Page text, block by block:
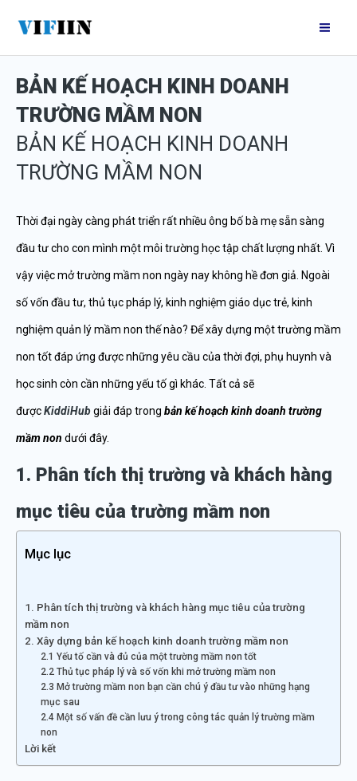
nội
dungBẢN KẾ HOẠCH KINH DOANH
TRƯỜNG MẦM NON
BẢN KẾ HOẠCH KINH DOANH
TRƯỜNG MẦM NON
Thời đại ngày càng phát triển rất nhiều ông bố bà mẹ sẵn sàng
đầu tư cho con mình một môi trường học tập chất lượng nhất. Vì
vậy việc mở trường mầm non ngày nay không hề đơn giả. Ngoài
số vốn đầu tư, thủ tục pháp lý, kinh nghiệm giáo dục trẻ, kinh
nghiệm quản lý mầm non thế nào? Để xây dựng một trường mầm
non tốt đáp ứng được những yêu cầu của thời đợi, phụ huynh và
học sinh còn cần những yếu tố gì khác. Tất cả sẽ
đượcKiddiHubgiải đáp trong bản kế hoạch kinh doanh trường
mầm non dưới đây.
1. Phân tích thị trường và khách hàng
mục tiêu của trường mầm non
Mục lục
1. Phân tích thị trường và khách hàng mục tiêu của trường
mầm non
2. Xây dựng bản kế hoạch kinh doanh trường mầm non
2.1 Yếu tố cần và đủ của một trường mầm non tốt
2.2 Thủ tục pháp lý và số vốn khi mở trường mầm non
2.3 Mở trường mầm non bạn cần chú ý đầu tư vào những hạng
mục sau
2.4 Một số vấn đề cần lưu ý trong công tác quản lý trường mầm
non
Lời kết